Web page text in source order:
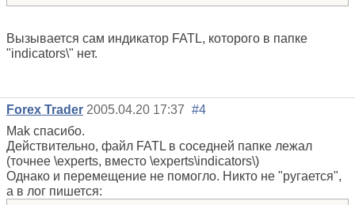
Вызывается сам индикатор FATL, которого в папке
"indicators\" нет.
Forex Trader 2005.04.20 17:37 #4
Mak спасибо.
Действительно, файл FATL в соседней папке лежал
(точнее \experts, вместо \experts\indicators\)
Однако и перемещение не помогло. Никто не "ругается",
а в лог пишется: